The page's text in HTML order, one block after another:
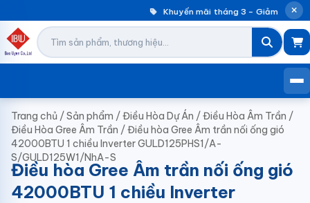
Khuyến mãi tháng 3 – Giảm đến
Trang chủ /Sản phẩm /Điều Hòa Dự Án /Điều Hòa Âm Trần /
Điều Hòa Gree Âm Trần /Điều hòa Gree Âm trần nối ống gió
42000BTU 1 chiều Inverter GULD125PHS1/A-
S/GULD125W1/NhA-S
Điều hòa Gree Âm trần nối ống gió
42000BTU 1 chiều Inverter